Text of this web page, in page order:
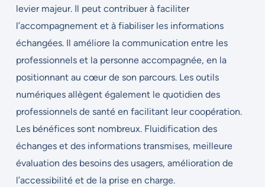
levier majeur. Il peut contribuer à faciliter
l’accompagnement et à fiabiliser les informations
échangées. Il améliore la communication entre les
professionnels et la personne accompagnée, en la
positionnant au cœur de son parcours. Les outils
numériques allègent également le quotidien des
professionnels de santé en facilitant leur coopération.
Les bénéfices sont nombreux. Fluidification des
échanges et des informations transmises, meilleure
évaluation des besoins des usagers, amélioration de
l’accessibilité et de la prise en charge.